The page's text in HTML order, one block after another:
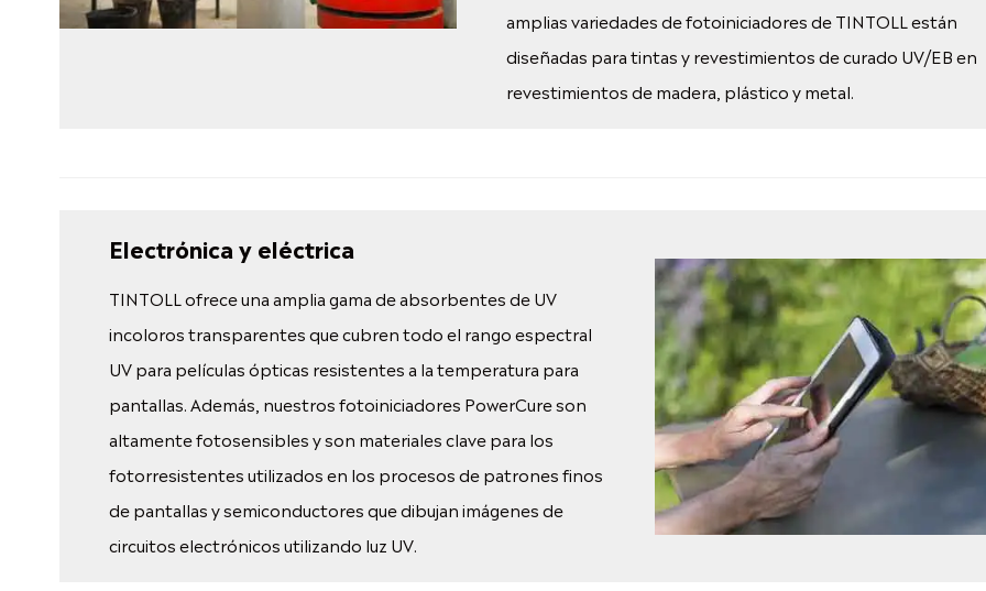
amplias variedades de fotoiniciadores de TINTOLL están
diseñadas para tintas y revestimientos de curado UV/EB en
revestimientos de madera, plástico y metal.
Electrónica y eléctrica
TINTOLL ofrece una amplia gama de absorbentes de UV
incoloros transparentes que cubren todo el rango espectral
UV para películas ópticas resistentes a la temperatura para
pantallas. Además, nuestros fotoiniciadores PowerCure son
altamente fotosensibles y son materiales clave para los
fotorresistentes utilizados en los procesos de patrones finos
de pantallas y semiconductores que dibujan imágenes de
circuitos electrónicos utilizando luz UV.